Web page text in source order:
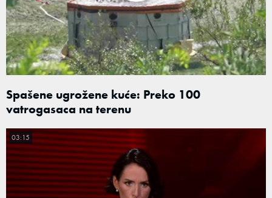
Spašene ugrožene kuće: Preko 100
vatrogasaca na terenu
03:15